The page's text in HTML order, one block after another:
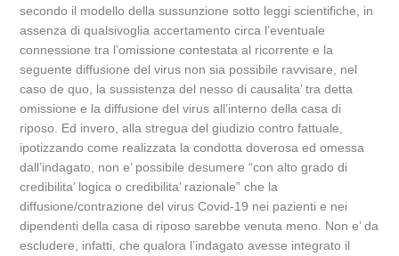
secondo il modello della sussunzione sotto leggi scientifiche, in
assenza di qualsivoglia accertamento circa l’eventuale
connessione tra l’omissione contestata al ricorrente e la
seguente diffusione del virus non sia possibile ravvisare, nel
caso de quo, la sussistenza del nesso di causalita’ tra detta
omissione e la diffusione del virus all’interno della casa di
riposo. Ed invero, alla stregua del giudizio contro fattuale,
ipotizzando come realizzata la condotta doverosa ed omessa
dall’indagato, non e’ possibile desumere “con alto grado di
credibilita’ logica o credibilita’ razionale” che la
diffusione/contrazione del virus Covid-19 nei pazienti e nei
dipendenti della casa di riposo sarebbe venuta meno. Non e’ da
escludere, infatti, che qualora l’indagato avesse integrato il